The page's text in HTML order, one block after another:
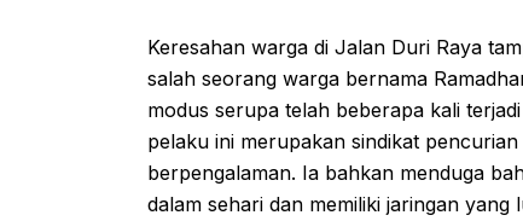
Keresahan warga di Jalan Duri Raya
salah seorang warga bernama
modus serupa telah beberapa kali
pelaku ini merupakan sindikat
berpengalaman. Ia bahkan menduga
dalam sehari dan memiliki jaringan